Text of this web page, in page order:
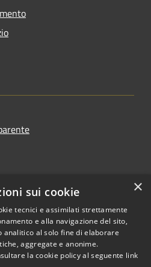
Copyright © 2026 • Comune di
Grezzana • Powered by
×
sui cookie
tecnici e assimilati strettamente
e alla navigazione del sito,
analitico al solo fine di elaborare
aggregate e anonime.
la cookie policy al seguente link